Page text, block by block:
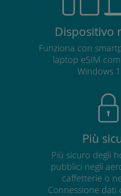
Dispositivo
Funziona con
laptop eSIM
Windows
Più
Più sicuro degli
pubblici negli
caffetterie o
Connessione dati